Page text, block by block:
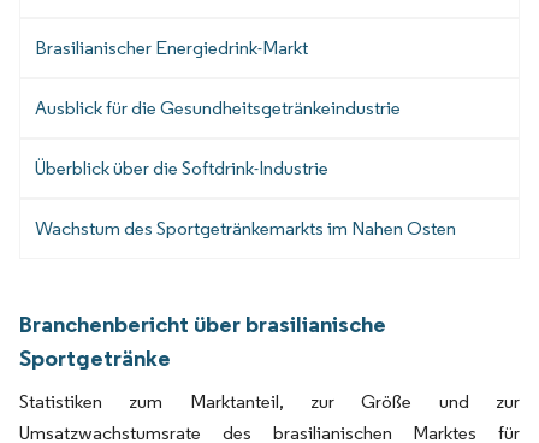
Brasilianischer Energiedrink-Markt
Ausblick für die Gesundheitsgetränkeindustrie
Überblick über die Softdrink-Industrie
Wachstum des Sportgetränkemarkts im Nahen Osten
Branchenbericht über brasilianische
Sportgetränke
Statistiken zum Marktanteil, zur Größe und zur
Umsatzwachstumsrate des brasilianischen Marktes für